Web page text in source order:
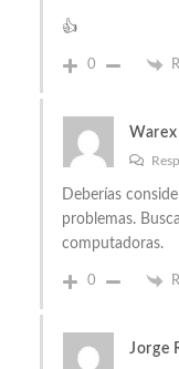
👍
0
Deberías
problemas.
computadoras.
0
Jorge